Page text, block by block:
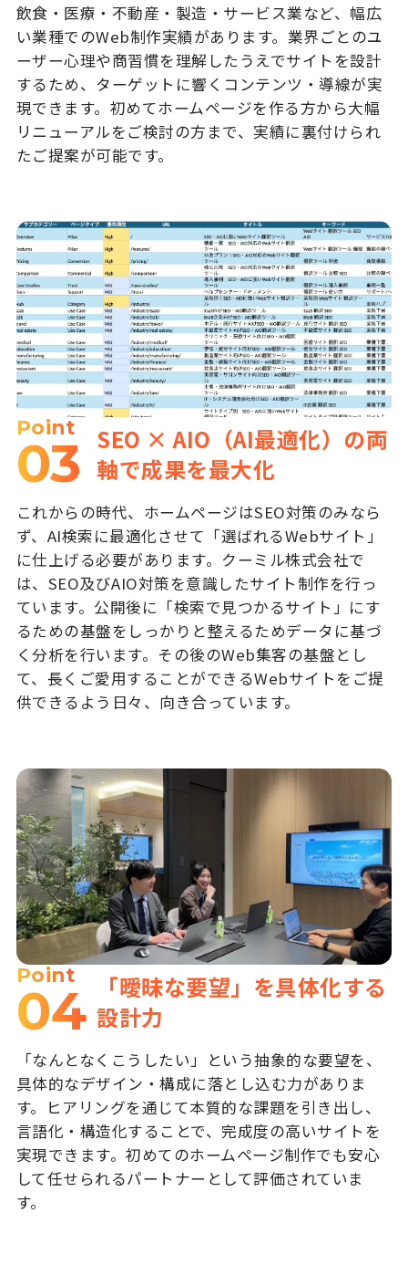
飲食・医療・不動産・製造・サービス業など、幅広
い業種でのWeb制作実績があります。業界ごとのユ
ーザー心理や商習慣を理解したうえでサイトを設計
するため、ターゲットに響くコンテンツ・導線が実
現できます。初めてホームページを作る方から大幅
リニューアルをご検討の方まで、実績に裏付けられ
たご提案が可能です。
Point
03 SEO × AIO（AI最適化）の両
軸で成果を最大化
これからの時代、ホームページはSEO対策のみなら
ず、AI検索に最適化させて「選ばれるWebサイト」
に仕上げる必要があります。クーミル株式会社で
は、SEO及びAIO対策を意識したサイト制作を行っ
ています。公開後に「検索で見つかるサイト」にす
るための基盤をしっかりと整えるためデータに基づ
く分析を行います。その後のWeb集客の基盤とし
て、長くご愛用することができるWebサイトをご提
供できるよう日々、向き合っています。
Point
04
「曖昧な要望」を具体化する
設計力
「なんとなくこうしたい」という抽象的な要望を、
具体的なデザイン・構成に落とし込む力がありま
す。ヒアリングを通じて本質的な課題を引き出し、
言語化・構造化することで、完成度の高いサイトを
実現できます。初めてのホームページ制作でも安心
して任せられるパートナーとして評価されていま
す。